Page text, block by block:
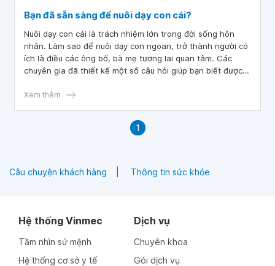
Bạn đã sẵn sàng để nuôi dạy con cái?
Nuôi dạy con cái là trách nhiệm lớn trong đời sống hôn
nhân. Làm sao để nuôi dạy con ngoan, trở thành người có
ích là điều các ông bố, bà mẹ tương lai quan tâm. Các
chuyên gia đã thiết kế một số câu hỏi giúp bạn biết được
Xem thêm
1
Câu chuyện khách hàng Thông tin sức khỏe
Hệ thống Vinmec
Tầm nhìn sứ mệnh
Hệ thống cơ sở y tế
Dịch vụ
Chuyên khoa
Gói dịch vụ